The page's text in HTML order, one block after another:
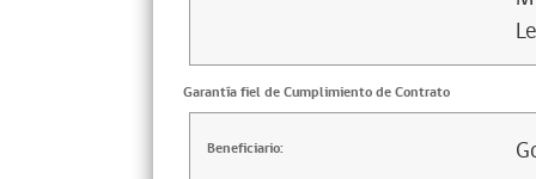
Garantía fiel de Cumplimiento de Contrato
Beneficiario: